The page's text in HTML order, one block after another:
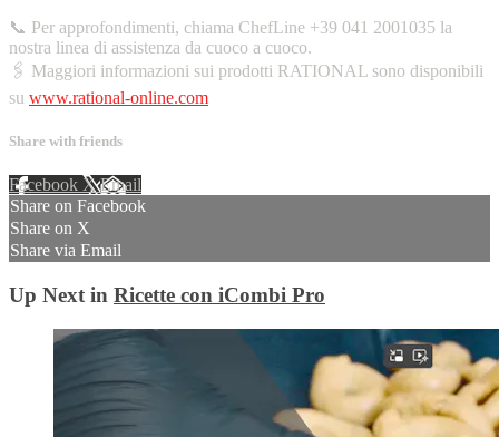
📞 Per approfondimenti, chiama ChefLine +39 041 2001035 la
nostra linea di assistenza da cuoco a cuoco.
🖇️ Maggiori informazioni sui prodotti RATIONAL sono disponibili
su www.rational-online.com
Share with friends
Facebook XEmail
Share on Facebook
Share on X
Share via Email
Up Next in Ricette con iCombi Pro